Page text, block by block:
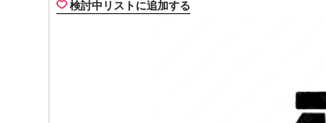
検討中リストに追加する